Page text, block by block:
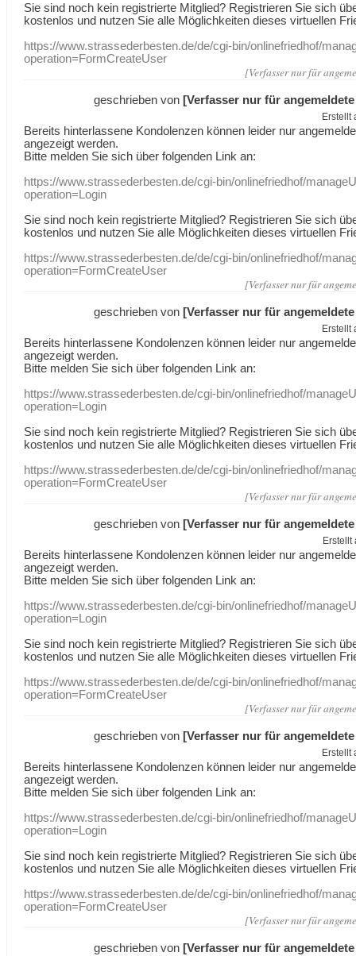
Sie sind noch kein registrierte Mitglied? Registrieren Sie sich
kostenlos und nutzen Sie alle Möglichkeiten dieses virtuellen
https://www.strassederbesten.de/de/cgi-bin/onlinefriedhof/
operation=FormCreateUser
[Verfasser nur für
geschrieben von [Verfasser nur für
Erstellt
Bereits hinterlassene Kondolenzen können leider nur
angezeigt werden.
Bitte melden Sie sich über folgenden Link an:
https://www.strassederbesten.de/cgi-bin/onlinefriedhof/
operation=Login
Sie sind noch kein registrierte Mitglied? Registrieren Sie sich
kostenlos und nutzen Sie alle Möglichkeiten dieses virtuellen
https://www.strassederbesten.de/de/cgi-bin/onlinefriedhof/
operation=FormCreateUser
[Verfasser nur für
geschrieben von [Verfasser nur für
Erstellt
Bereits hinterlassene Kondolenzen können leider nur
angezeigt werden.
Bitte melden Sie sich über folgenden Link an:
https://www.strassederbesten.de/cgi-bin/onlinefriedhof/
operation=Login
Sie sind noch kein registrierte Mitglied? Registrieren Sie sich
kostenlos und nutzen Sie alle Möglichkeiten dieses virtuellen
https://www.strassederbesten.de/de/cgi-bin/onlinefriedhof/
operation=FormCreateUser
[Verfasser nur für
geschrieben von [Verfasser nur für
Erstellt
Bereits hinterlassene Kondolenzen können leider nur
angezeigt werden.
Bitte melden Sie sich über folgenden Link an:
https://www.strassederbesten.de/cgi-bin/onlinefriedhof/
operation=Login
Sie sind noch kein registrierte Mitglied? Registrieren Sie sich
kostenlos und nutzen Sie alle Möglichkeiten dieses virtuellen
https://www.strassederbesten.de/de/cgi-bin/onlinefriedhof/
operation=FormCreateUser
[Verfasser nur für
geschrieben von [Verfasser nur für
Erstellt
Bereits hinterlassene Kondolenzen können leider nur
angezeigt werden.
Bitte melden Sie sich über folgenden Link an:
https://www.strassederbesten.de/cgi-bin/onlinefriedhof/
operation=Login
Sie sind noch kein registrierte Mitglied? Registrieren Sie sich
kostenlos und nutzen Sie alle Möglichkeiten dieses virtuellen
https://www.strassederbesten.de/de/cgi-bin/onlinefriedhof/
operation=FormCreateUser
[Verfasser nur für
geschrieben von [Verfasser nur für